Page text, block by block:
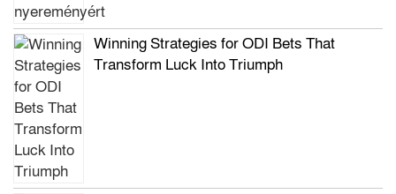
Winning Strategies for ODI Bets That
Transform Luck Into Triumph